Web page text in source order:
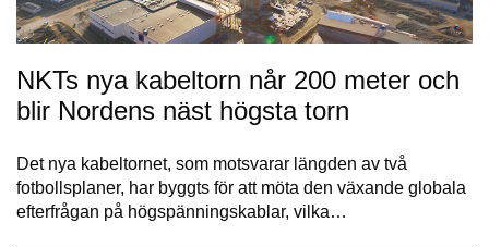
NKTs nya kabeltorn når 200 meter och
blir Nordens näst högsta torn
Det nya kabeltornet, som motsvarar längden av två
fotbollsplaner, har byggts för att möta den växande globala
efterfrågan på högspänningskablar, vilka…